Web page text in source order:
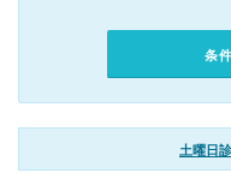
条
土曜日